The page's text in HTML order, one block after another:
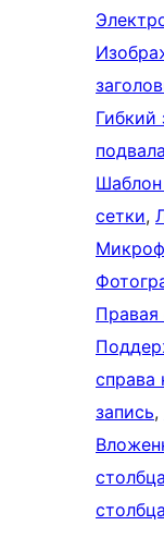
Гибкий
подвала
сетки,
Правая
справа
запись,
столбца
столбца